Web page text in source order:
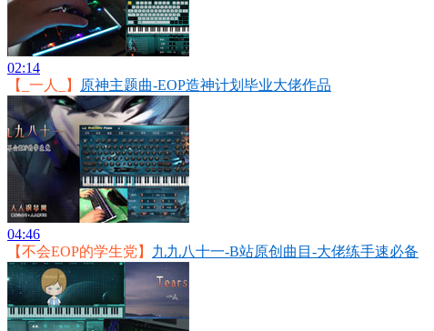
02:14
【_一人_】
原神主题曲-EOP造神计划毕业大佬作品
04:46
【不会EOP的学生党】 九九八十一-B站原创曲目-大佬练手速必备